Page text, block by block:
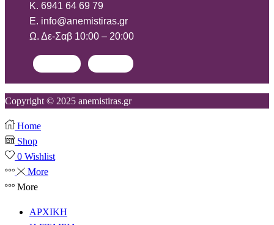
Κ. 6941 64 69 79
Ε. info@anemistiras.gr
Ω. Δε-Σαβ 10:00 – 20:00
Copyright © 2025 anemistiras.gr
Home
Shop
0 Wishlist
More
More
ΑΡΧΙΚΗ